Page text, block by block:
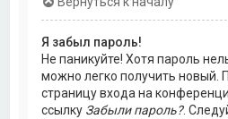
Я забыл пароль!
Не паникуйте! Хотя пароль
можно легко получить новый.
страницу входа на
ссылку Забыли пароль?.